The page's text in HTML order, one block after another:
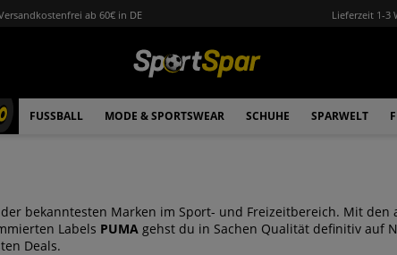
ab 60€ in DE Lieferzeit 1-3
FUSSBALL MODE & SPORTSWEAR SCHUHE SPARWELT
bekanntesten Marken im Sport- und Freizeitbereich. Mit den
Labels PUMA gehst du in Sachen Qualität definitiv auf
Deals.